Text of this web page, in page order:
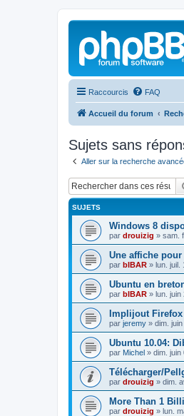
Raccourcis FAQ
Accueil du forum
Sujets sans
Aller sur la recherche
SUJETS
Windows 8
par drouizig » sam.
Une affiche
par bIBAR » lun. juil.
Ubuntu en
par bIBAR » lun. juin
Implijout
par jeremy » dim.
Ubuntu 10.04:
par Michel » dim. juin
Télécharger/
par drouizig » dim.
More Than 1
par drouizig » lun.